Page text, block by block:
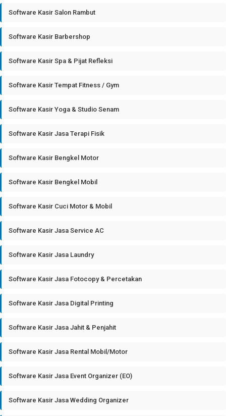
Software Kasir Salon Rambut
Software Kasir Barbershop
Software Kasir Spa & Pijat Refleksi
Software Kasir Tempat Fitness / Gym
Software Kasir Yoga & Studio Senam
Software Kasir Jasa Terapi Fisik
Software Kasir Bengkel Motor
Software Kasir Bengkel Mobil
Software Kasir Cuci Motor & Mobil
Software Kasir Jasa Service AC
Software Kasir Jasa Laundry
Software Kasir Jasa Fotocopy & Percetakan
Software Kasir Jasa Digital Printing
Software Kasir Jasa Jahit & Penjahit
Software Kasir Jasa Rental Mobil/Motor
Software Kasir Jasa Event Organizer (EO)
Software Kasir Jasa Wedding Organizer